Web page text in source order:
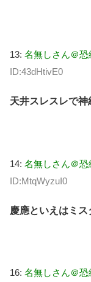
13: 名無しさん＠恐
ID:43dHtivE0
天井スレスレで
14: 名無しさん＠恐
ID:MtqWyzuI0
慶應といえはミ
16: 名無しさん＠恐